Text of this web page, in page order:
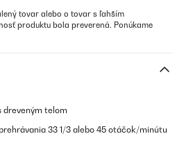
tovar alebo o tovar s ľahším
produktu bola preverená. Ponúkame
dreveným telom
33 1/3 alebo 45 otáčok/minútu